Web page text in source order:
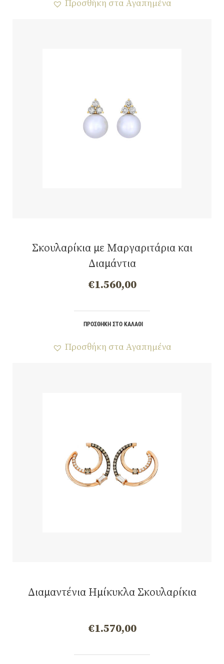
Προσθήκη στα Αγαπημένα
Σκουλαρίκια με Μαργαριτάρια και
Διαμάντια
€1.560,00
ΠΡΟΣΘΉΚΗ ΣΤΟ ΚΑΛΆΘΙ
Προσθήκη στα Αγαπημένα
Διαμαντένια Ημίκυκλα Σκουλαρίκια
€1.570,00